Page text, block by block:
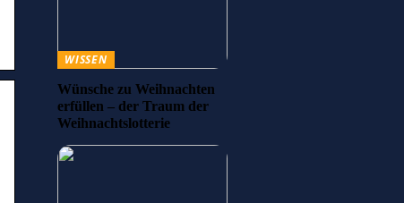
WISSEN
Wünsche zu Weihnachten
erfüllen – der Traum der
Weihnachtslotterie